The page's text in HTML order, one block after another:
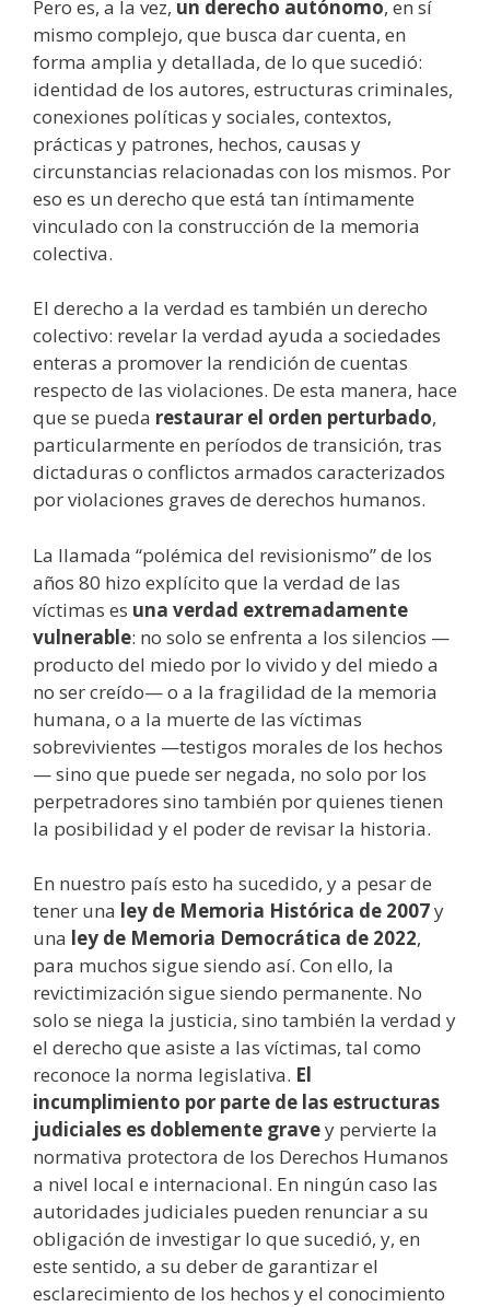
Pero es, a la vez, un derecho autónomo, en sí
mismo complejo, que busca dar cuenta, en
forma amplia y detallada, de lo que sucedió:
identidad de los autores, estructuras criminales,
conexiones políticas y sociales, contextos,
prácticas y patrones, hechos, causas y
circunstancias relacionadas con los mismos. Por
eso es un derecho que está tan íntimamente
vinculado con la construcción de la memoria
colectiva.
El derecho a la verdad es también un derecho
colectivo: revelar la verdad ayuda a sociedades
enteras a promover la rendición de cuentas
respecto de las violaciones. De esta manera, hace
que se pueda restaurar el orden perturbado,
particularmente en períodos de transición, tras
dictaduras o conflictos armados caracterizados
por violaciones graves de derechos humanos.
La llamada “polémica del revisionismo” de los
años 80 hizo explícito que la verdad de las
víctimas es una verdad extremadamente
vulnerable: no solo se enfrenta a los silencios —
producto del miedo por lo vivido y del miedo a
no ser creído— o a la fragilidad de la memoria
humana, o a la muerte de las víctimas
sobrevivientes —testigos morales de los hechos
— sino que puede ser negada, no solo por los
perpetradores sino también por quienes tienen
la posibilidad y el poder de revisar la historia.
En nuestro país esto ha sucedido, y a pesar de
tener una ley de Memoria Histórica de 2007y
una ley de Memoria Democrática de 2022,
para muchos sigue siendo así. Con ello, la
revictimización sigue siendo permanente. No
solo se niega la justicia, sino también la verdad y
el derecho que asiste a las víctimas, tal como
reconoce la norma legislativa. El
incumplimiento por parte de las estructuras
judiciales es doblemente gravey pervierte la
normativa protectora de los Derechos Humanos
a nivel local e internacional. En ningún caso las
autoridades judiciales pueden renunciar a su
obligación de investigar lo que sucedió, y, en
este sentido, a su deber de garantizar el
esclarecimiento de los hechos y el conocimiento